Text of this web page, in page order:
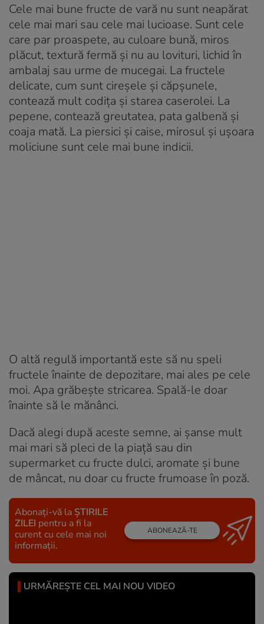
Cele mai bune fructe de vară nu sunt neapărat
cele mai mari sau cele mai lucioase. Sunt cele
care par proaspete, au culoare bună, miros
plăcut, textură fermă și nu au lovituri, lichid în
ambalaj sau urme de mucegai. La fructele
delicate, cum sunt cireșele și căpșunele,
contează mult codița și starea caserolei. La
pepene, contează greutatea, pata galbenă și
coaja mată. La piersici și caise, mirosul și ușoara
moliciune sunt cele mai bune indicii.
O altă regulă importantă este să nu speli
fructele înainte de depozitare, mai ales pe cele
moi. Apa grăbește stricarea. Spală-le doar
înainte să le mănânci.
Dacă alegi după aceste semne, ai șanse mult
mai mari să pleci de la piață sau din
supermarket cu fructe dulci, aromate și bune
de mâncat, nu doar cu fructe frumoase în poză.
Abonați-vă la ȘTIRILE
ZILEI pentru a fi la
curent cu cele mai noi
informații.
ABONEAZĂ-TE
URMĂREȘTE CEL MAI NOU VIDEO